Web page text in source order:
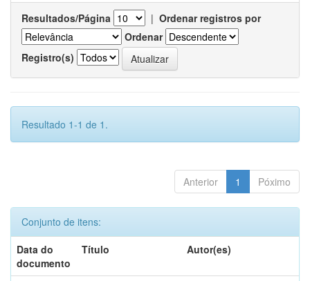
Resultados/Página | Ordenar registros por
Ordenar
Registro(s)
Resultado 1-1 de 1.
Anterior 1 Póximo
Conjunto de itens:
Data do
documento
Título Autor(es)